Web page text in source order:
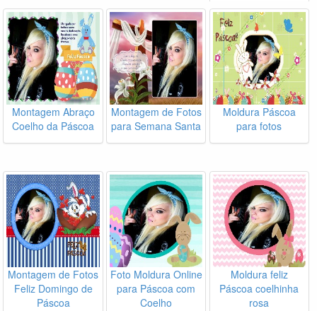
Montagem Abraço
Coelho da Páscoa
Montagem de Fotos
para Semana Santa
Moldura Páscoa
para fotos
Montagem de Fotos
Feliz Domingo de
Páscoa
Foto Moldura Online
para Páscoa com
Coelho
Moldura feliz
Páscoa coelhinha
rosa